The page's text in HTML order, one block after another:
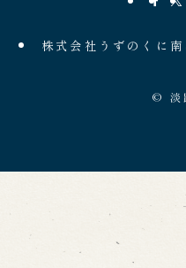
株式会社うずのくに南
© 淡